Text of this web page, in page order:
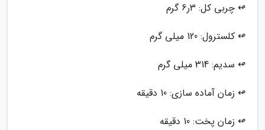
↫ چربی کل: 3ر6 گرم
↫ کلسترول: 120 میلی گرم
↫ سدیم: 314 میلی گرم
↫ زمان آماده سازی: 10 دقیقه
↫ زمان پخت: 10 دقیقه